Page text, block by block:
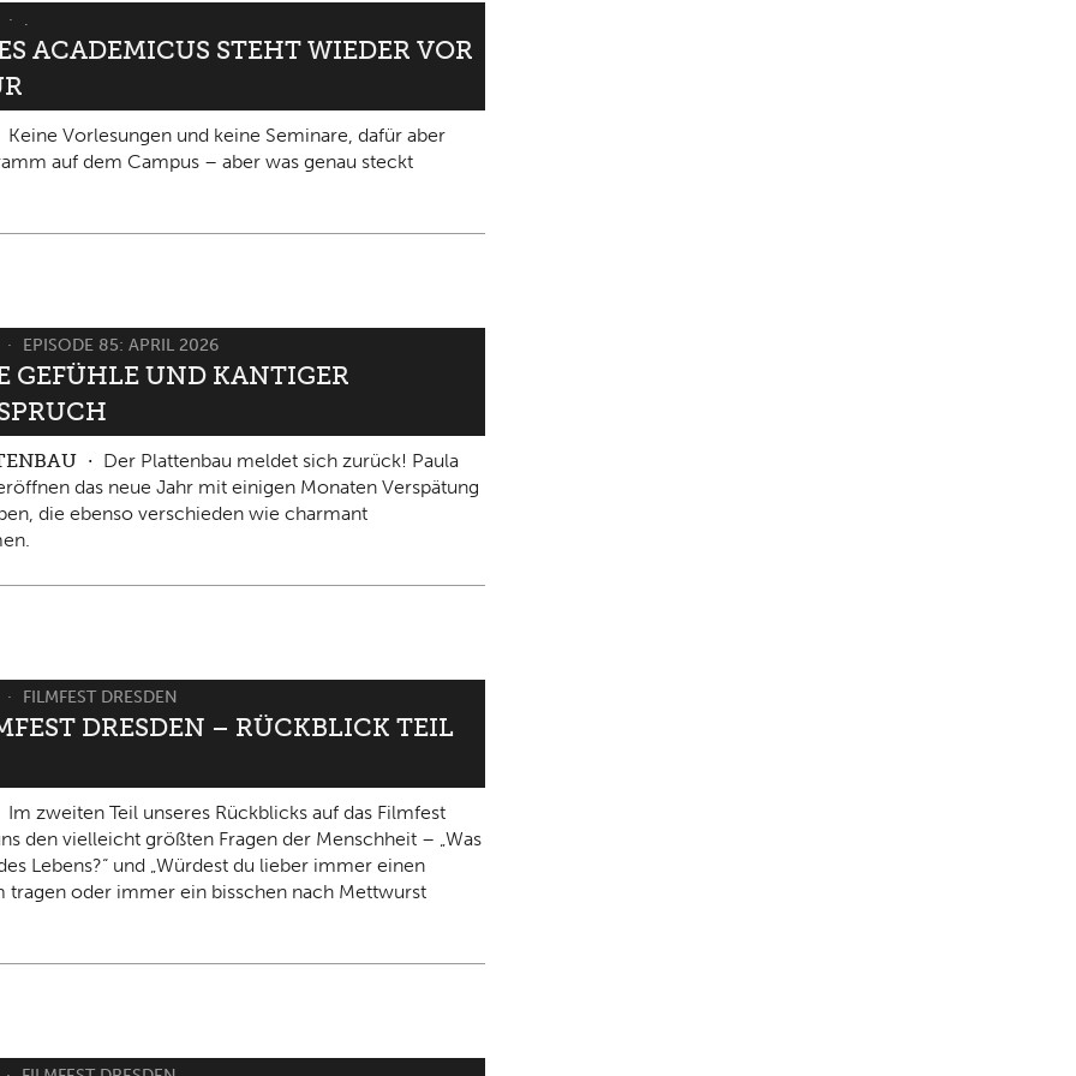
.
ACADEMICUS STEHT WIEDER VOR
Keine Vorlesungen und keine Seminare, dafür aber
auf dem Campus – aber was genau steckt
EPISODE 85: APRIL 2026
GEFÜHLE UND KANTIGER W
Der Plattenbau meldet sich zurück! Paula
das neue Jahr mit einigen Monaten Verspätung
die ebenso verschieden wie charmant
FILMFEST DRESDEN
DRESDEN – RÜCKBLICK TEIL
Im zweiten Teil unseres Rückblicks auf das Filmfest
den vielleicht größten Fragen der Menschheit – „Was
Lebens?“ und „Würdest du lieber immer einen
tragen oder immer ein bisschen nach Mettwurst